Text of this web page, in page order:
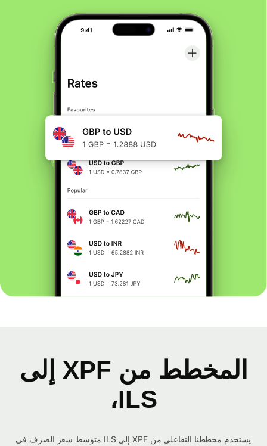
المخطط من XPF إلى
ILS،
يستخدم مخططنا التفاعلي من XPF إلى ILS متوسط ​​سعر الصرف في